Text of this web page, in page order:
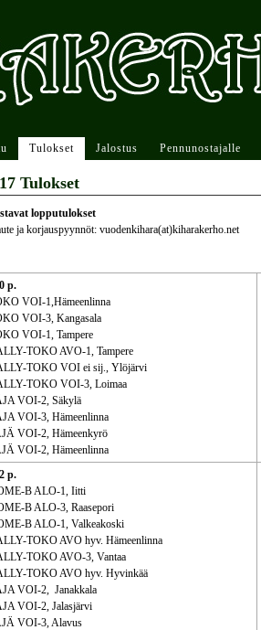
Tulokset Jalostus Pennunostajalle
Tulokset
lopputulokset
ja korjauspyynnöt: vuodenkihara(at)kiharakerho.net
p.
VOI-1,Hämeenlinna
VOI-3, Kangasala
VOI-1, Tampere
TOKO AVO-1, Tampere
TOKO VOI ei sij., Ylöjärvi
TOKO VOI-3, Loimaa
VOI-2, Säkylä
VOI-3, Hämeenlinna
VOI-2, Hämeenkyrö
VOI-2, Hämeenlinna
p.
B ALO-1, Iitti
B ALO-3, Raasepori
B ALO-1, Valkeakoski
TOKO AVO hyv. Hämeenlinna
TOKO AVO-3, Vantaa
TOKO AVO hyv. Hyvinkää
VOI-2, Janakkala
VOI-2, Jalasjärvi
VOI-3, Alavus